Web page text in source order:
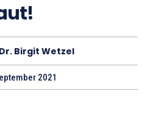
Dr. Birgit Wetzel
2021